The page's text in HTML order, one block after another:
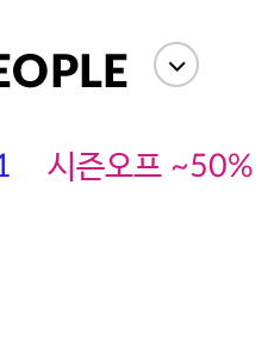
시즌오프 ~50%